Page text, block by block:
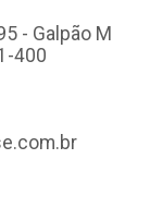
- Galpão M
400